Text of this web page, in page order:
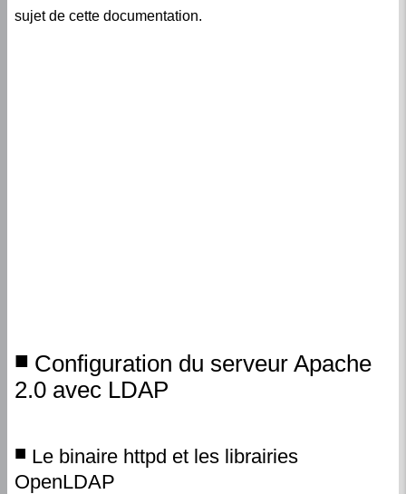
sujet de cette documentation.
Configuration du serveur Apache
2.0 avec LDAP
Le binaire httpd et les librairies
OpenLDAP